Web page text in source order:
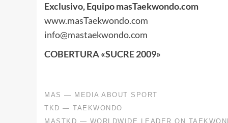
Exclusivo, Equipo masTaekwondo.com
www.masTaekwondo.com
info@mastaekwondo.com
COBERTURA «SUCRE 2009»